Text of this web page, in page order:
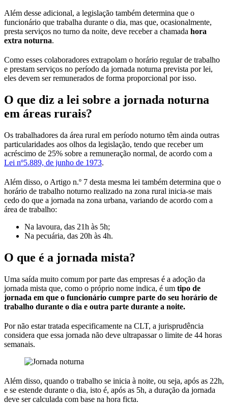
Além desse adicional, a legislação também determina que o
funcionário que trabalha durante o dia, mas que, ocasionalmente,
presta serviços no turno da noite, deve receber a chamada hora
extra noturna.
Como esses colaboradores extrapolam o horário regular de trabalho
e prestam serviços no período da jornada noturna prevista por lei,
eles devem ser remunerados de forma proporcional por isso.
O que diz a lei sobre a jornada noturna
em áreas rurais?
Os trabalhadores da área rural em período noturno têm ainda outras
particularidades aos olhos da legislação, tendo que receber um
acréscimo de 25% sobre a remuneração normal, de acordo com a
Lei nº5.889, de junho de 1973.
Além disso, o Artigo n.º 7 desta mesma lei também determina que o
horário de trabalho noturno realizado na zona rural inicia-se mais
cedo do que a jornada na zona urbana, variando de acordo com a
área de trabalho:
Na lavoura, das 21h às 5h;
Na pecuária, das 20h às 4h.
O que é a jornada mista?
Uma saída muito comum por parte das empresas é a adoção da
jornada mista que, como o próprio nome indica, é um tipo de
jornada em que o funcionário cumpre parte do seu horário de
trabalho durante o dia e outra parte durante a noite.
Por não estar tratada especificamente na CLT, a jurisprudência
considera que essa jornada não deve ultrapassar o limite de 44 horas
semanais.
Além disso, quando o trabalho se inicia à noite, ou seja, após as 22h,
e se estende durante o dia, isto é, após as 5h, a duração da jornada
deve ser calculada com base na hora ficta.